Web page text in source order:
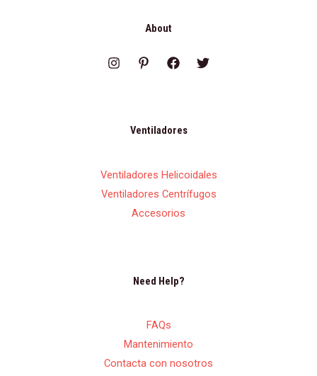
About
Ventiladores
Ventiladores Helicoidales
Ventiladores Centrífugos
Accesorios
Need Help?
FAQs
Mantenimiento
Contacta con nosotros